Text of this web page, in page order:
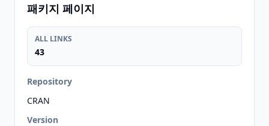
패키지 페이지
ALL LINKS
43
Repository
CRAN
Version